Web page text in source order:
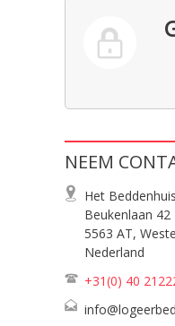
NEEM
Het Beddenhuis
Beukenlaan 42
5563 AT,
Nederland
+31(0) 40